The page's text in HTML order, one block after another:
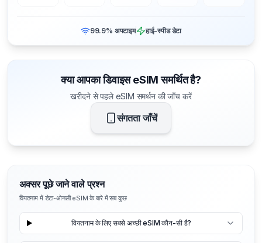
99.9% अपटाइम हाई-स्पीड डेटा
क्या आपका डिवाइस eSIM समर्थित है?
खरीदने से पहले eSIM समर्थन की जाँच करें
संगतता जाँचें
अक्सर पूछे जाने वाले प्रश्न
वियतनाम में डेटा-ओनली eSIM के बारे में सब कुछ
वियतनाम के लिए सबसे अच्छी eSIM कौन-सी है?